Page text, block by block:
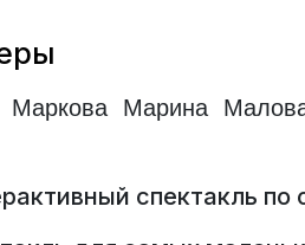
Марина
спектакль